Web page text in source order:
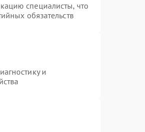
специалисты, что
обязательств
и